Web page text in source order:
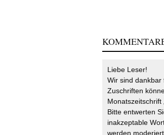
Liebe Leser!
Wir sind
Zuschriften
Monatszeitschrift
Bitte entwerten
inakzeptable
werden